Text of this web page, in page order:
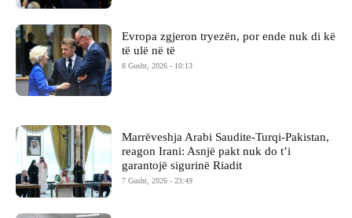
Evropa zgjeron tryezën, por ende nuk di kë
të ulë në të
8 Gusht, 2026 - 10:13
Marrëveshja Arabi Saudite-Turqi-Pakistan,
reagon Irani: Asnjë pakt nuk do t’i
garantojë sigurinë Riadit
7 Gusht, 2026 - 23:49